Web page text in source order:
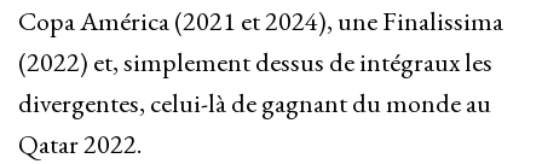
Copa América (2021 et 2024), une Finalissima
(2022) et, simplement dessus de intégraux les
divergentes, celui-là de gagnant du monde au
Qatar 2022.